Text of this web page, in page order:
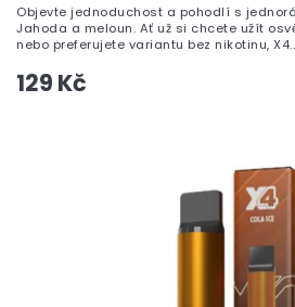
129 Kč
Objevte jednoduchost a pohodlí s
Jahoda a meloun. Ať už si chcete užít
nebo preferujete variantu bez nikotinu,